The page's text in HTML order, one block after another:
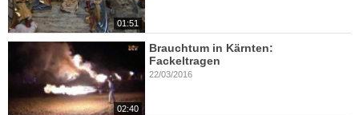
01:51
02:40
Brauchtum in Kärnten:
Fackeltragen
22/03/2016